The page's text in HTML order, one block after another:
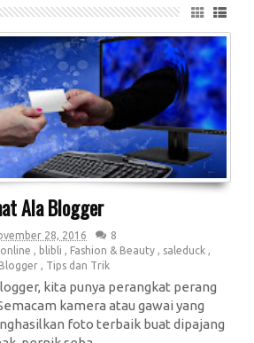
Ala Blogger
28, 2016
8
, blibli , Fashion & Beauty , saleduck ,
, Tips dan Trik
kita punya perangkat perang
kamera atau gawai yang
foto terbaik buat dipajang